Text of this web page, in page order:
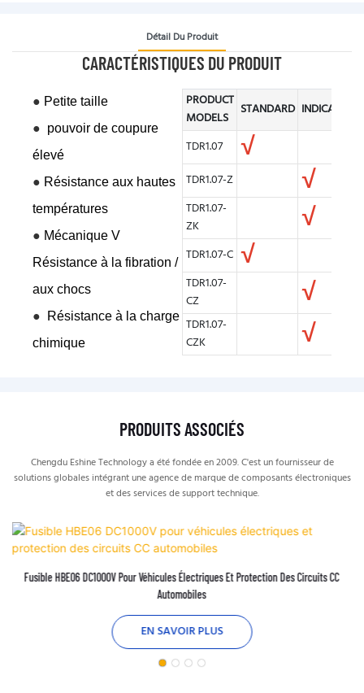
Détail Du Produit
CARACTÉRISTIQUES DU PRODUIT
● Petite taille
● pouvoir de coupure
élevé
● Résistance aux hautes
températures
● Mécanique V
Résistance à la fibration /
aux chocs
●
Résistance à la charge
chimique
PRODUCT
MODELS
STANDARD INDICATOR
TDR1.07
√
TDR1.07-Z √
TDR1.07-
ZK
√
TDR1.07-C √
TDR1.07-
CZ
√
TDR1.07-
CZK
√
PRODUITS ASSOCIÉS
Chengdu Eshine Technology a été fondée en 2009. C'est un fournisseur de
solutions globales intégrant une agence de marque de composants électroniques
et des services de support technique.
Fusible HBE06 DC1000V Pour Véhicules Électriques Et Protection Des Circuits CC
Automobiles
EN SAVOIR PLUS